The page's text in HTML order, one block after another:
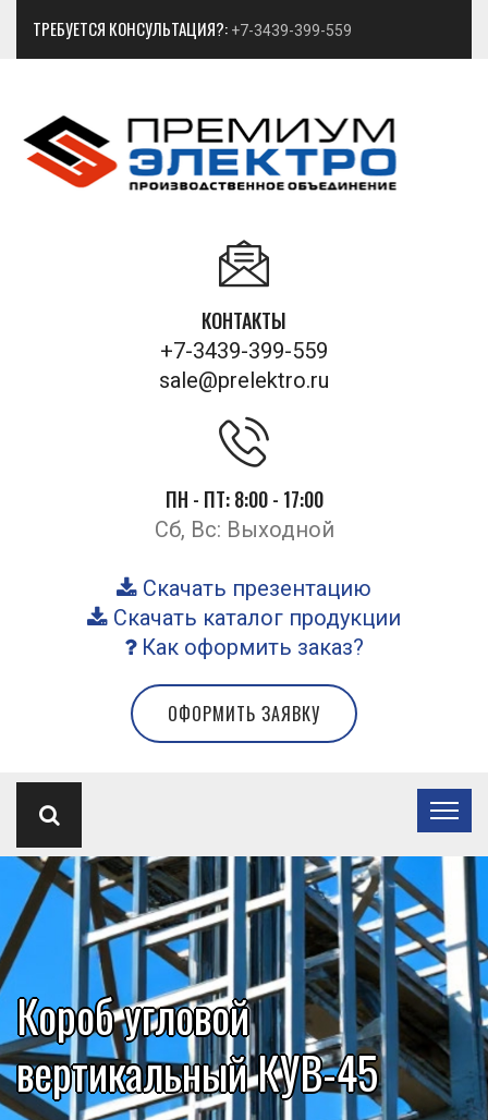
ТРЕБУЕТСЯ КОНСУЛЬТАЦИЯ?: +7-3439-399-559
КОНТАКТЫ
+7-3439-399-559
sale@prelektro.ru
ПН - ПТ: 8:00 - 17:00
Сб, Вс: Выходной
Скачать презентацию
Скачать каталог продукции
Как оформить заказ?
ОФОРМИТЬ ЗАЯВКУ
Короб угловой
вертикальный КУВ-45